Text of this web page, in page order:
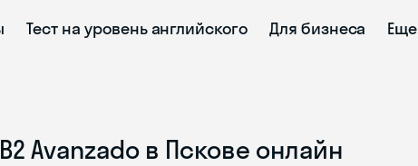
Тест на уровень английского Для бизнеса Еще
Avanzado в Пскове онлайн